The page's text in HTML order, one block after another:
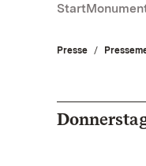
Start
Presse